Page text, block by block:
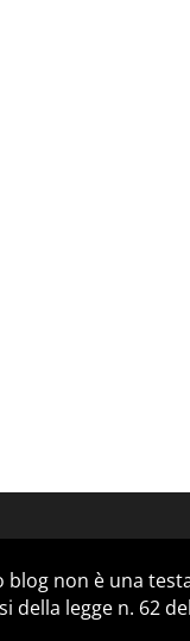
blog non è una
legge n. 62 del